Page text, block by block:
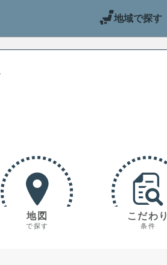
地域で探す
地図
で探す
こだわり
条件